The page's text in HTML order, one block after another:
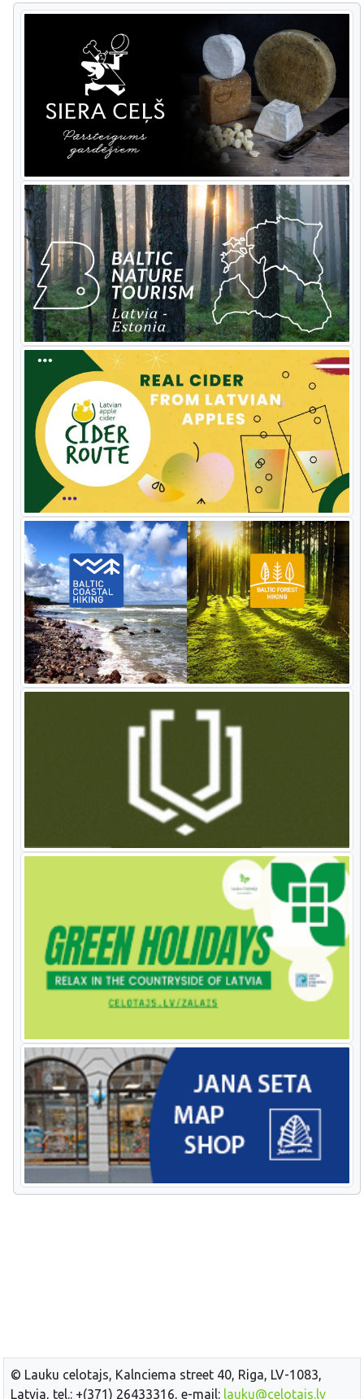
© Lauku celotajs, Kalnciema street 40, Riga, LV-1083,
Latvia, tel.: +(371) 26433316, e-mail: lauku@celotajs.lv